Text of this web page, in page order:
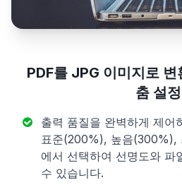
PDF를 JPG 이미지로
춤 설정
출력 품질을 완벽하게 제어
표준(200%), 높음(300%),
에서 선택하여 선명도와 파
수 있습니다.